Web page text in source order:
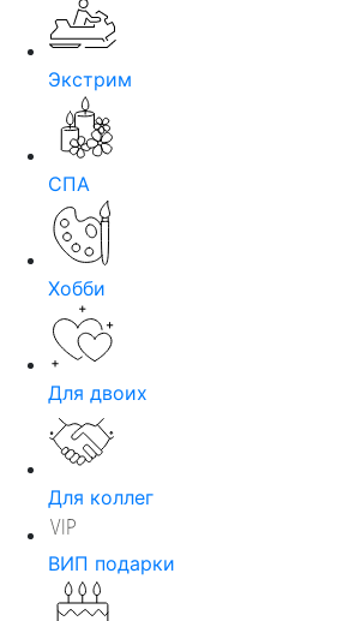
Экстрим
СПА
Хобби
Для двоих
Для коллег
ВИП подарки